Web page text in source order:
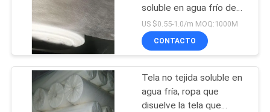
soluble en agua frío de
PVA para el bordado
US $0.55-1.0/m MOQ:1000M
CONTACTO
Tela no tejida soluble en
agua fría, ropa que
disuelve la tela que